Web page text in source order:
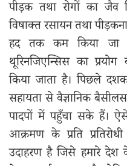
पीड़क तथा रोगों का जैव
विषाक्त रसायन तथा
हद तक कम किया जा
थूरिनजिएन्सिस का
किया जाता है। पिछले
सहायता से वैज्ञानिक
पादपों में पहुँचा सके हैं।
आक्रमण के प्रति
उदाहरण है जिसे हमारे देश